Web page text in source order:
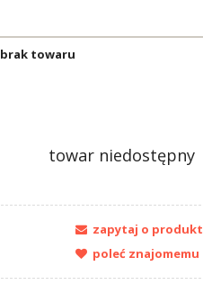
brak towaru
towar niedostępny
zapytaj o produkt
poleć znajomemu